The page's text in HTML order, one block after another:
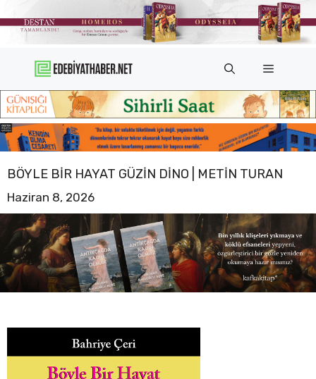
atla
Menü
BÖYLE BIR HAYAT GÜZIN DINO | METIN TURAN
Haziran 8, 2026